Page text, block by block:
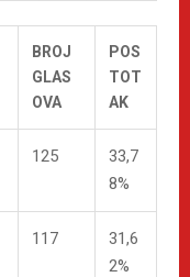
BROJ
GLAS
OVA
POS
TOT
AK
125
33,7
8%
117
31,6
2%